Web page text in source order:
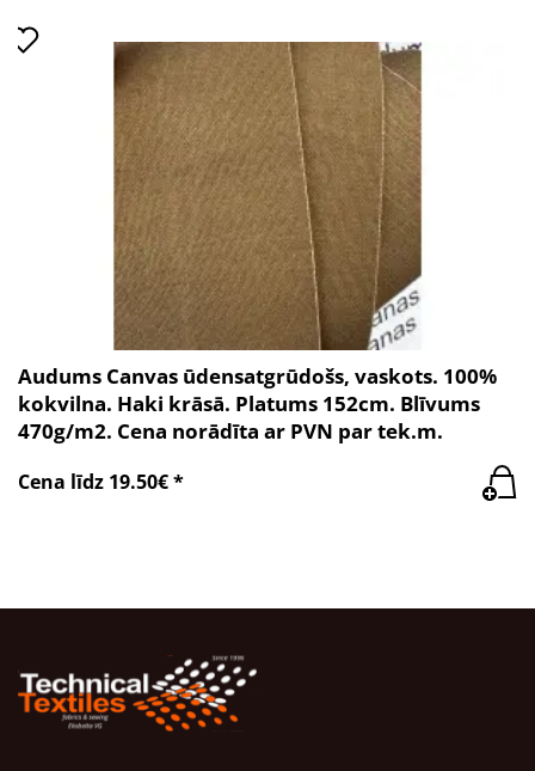
Audums Canvas ūdensatgrūdošs, vaskots. 100%
kokvilna. Haki krāsā. Platums 152cm. Blīvums
470g/m2. Cena norādīta ar PVN par tek.m.
Cena līdz 19.50€ *